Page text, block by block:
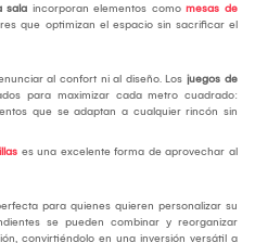
sala incorporan elementos como mesas de
que optimizan el espacio sin sacrificar el
al confort ni al diseño. Los juegos de
para maximizar cada metro cuadrado:
que se adaptan a cualquier rincón sin
es una excelente forma de aprovechar al
para quienes quieren personalizar su
se pueden combinar y reorganizar
convirtiéndolo en una inversión versátil a